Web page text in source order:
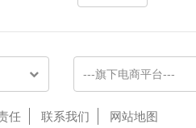
---旗下电商平台---
任 联系我们 网站地图